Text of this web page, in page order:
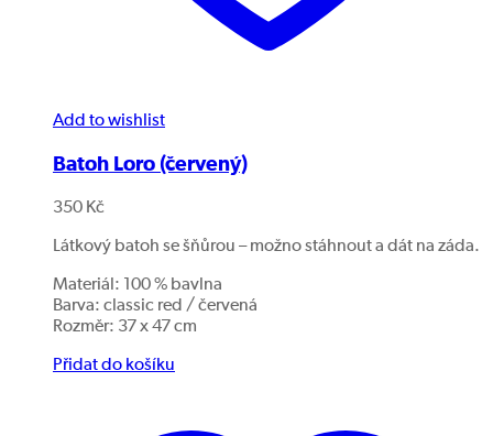
Add to wishlist
Batoh Loro (červený)
350 Kč
Látkový batoh se šňůrou – možno stáhnout a dát na záda.
Materiál: 100 % bavlna
Barva: classic red / červená
Rozměr: 37 x 47 cm
Přidat do košíku